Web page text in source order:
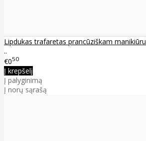
Lipdukas trafaretas prancūziškam
..
€050
Į krepšelį
Į palyginimą
Į norų sąrašą